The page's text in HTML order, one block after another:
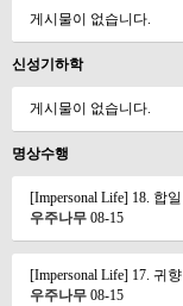
게시물이 없습니다.
신성기하학
게시물이 없습니다.
명상수행
[Impersonal Life] 18. 합일
우주나무 08-15
[Impersonal Life] 17. 귀향
우주나무 08-15